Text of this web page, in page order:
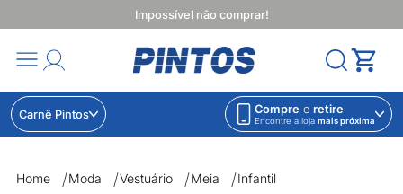
Impossível não comprar!
Carnê Pintos Compre e retire
Encontre a loja mais próxima
Home
Moda Vestuário Meia Infantil